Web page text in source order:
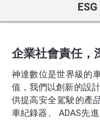
企業社會責任，
神達數位是世界級的
值，我們以創新的設
供提高安全駕駛的產
車紀錄器、 ADAS先